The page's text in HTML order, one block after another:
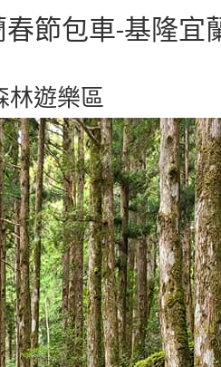
節包車-基隆宜
林遊樂區